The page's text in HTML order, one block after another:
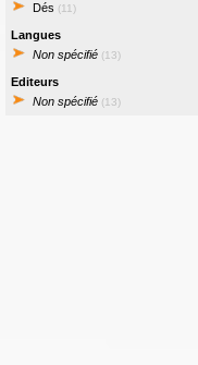
Dés (11)
Langues
Non spécifié (13)
Editeurs
Non spécifié (13)